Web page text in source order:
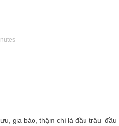
gia báo, thậm chí là đầu trâu,